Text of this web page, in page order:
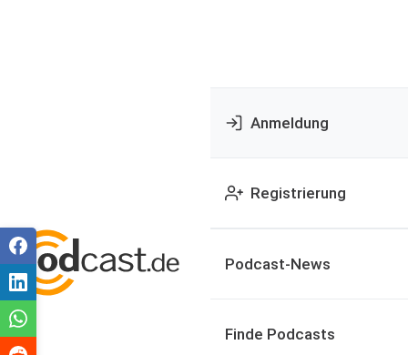
Anmeldung
Registrierung
Podcast-News
Finde Podcasts